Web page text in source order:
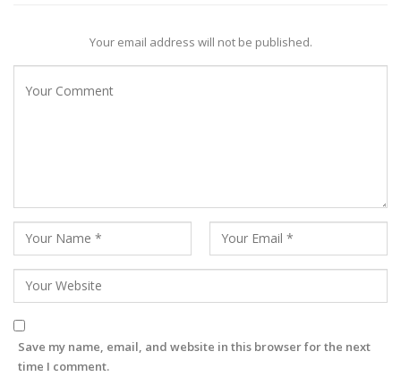
Your email address will not be published.
Save my name, email, and website in this browser for the next
time I comment.